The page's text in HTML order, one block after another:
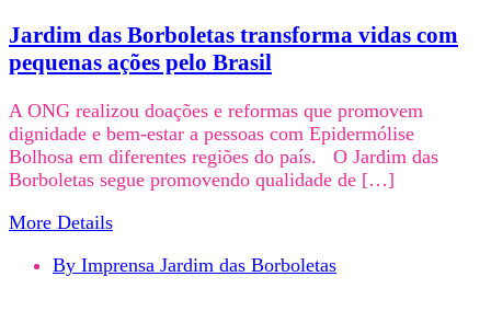
Jardim das Borboletas transforma vidas com
pequenas ações pelo Brasil
A ONG realizou doações e reformas que promovem
dignidade e bem-estar a pessoas com Epidermólise
Bolhosa em diferentes regiões do país. O Jardim das
Borboletas segue promovendo qualidade de […]
More Details
By Imprensa Jardim das Borboletas